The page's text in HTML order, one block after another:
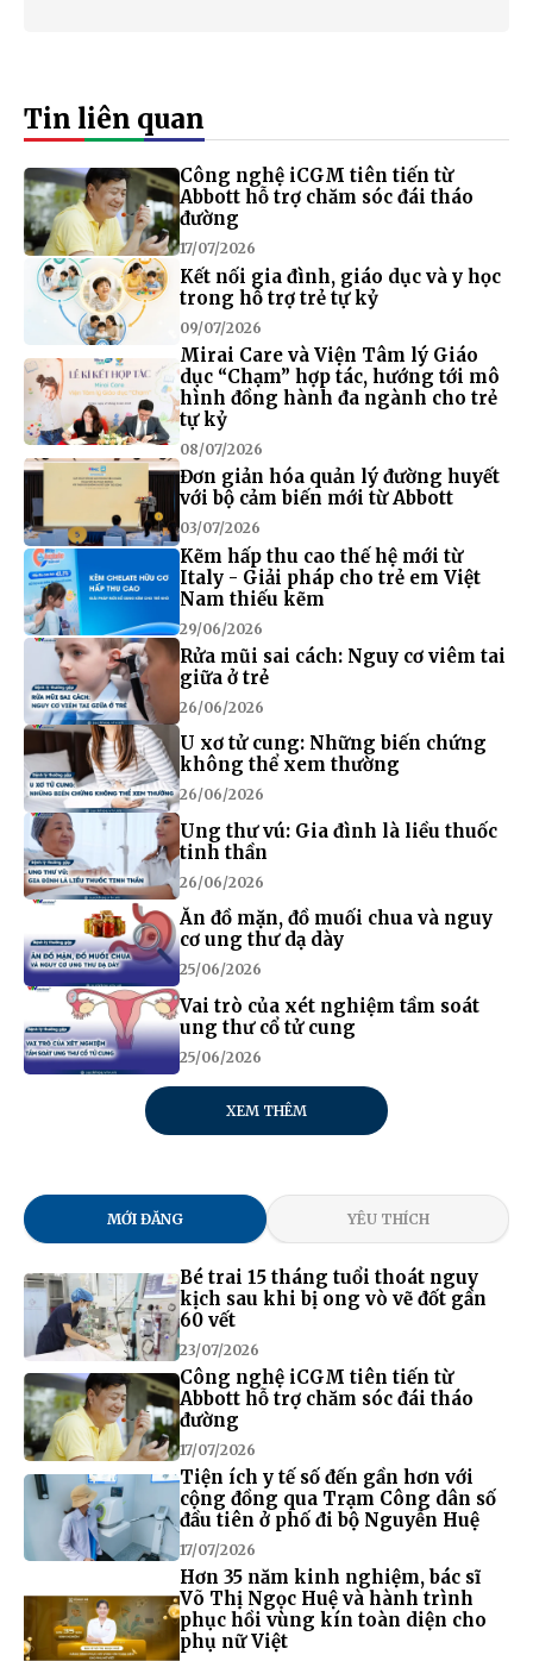
Tin liên quan
Công nghệ iCGM tiên tiến từ
Abbott hỗ trợ chăm sóc đái tháo
đường
17/07/2026
Kết nối gia đình, giáo dục và y học
trong hỗ trợ trẻ tự kỷ
09/07/2026
Mirai Care và Viện Tâm lý Giáo
dục “Chạm” hợp tác, hướng tới mô
hình đồng hành đa ngành cho trẻ
tự kỷ
08/07/2026
Đơn giản hóa quản lý đường huyết
với bộ cảm biến mới từ Abbott
03/07/2026
Kẽm hấp thu cao thế hệ mới từ
Italy - Giải pháp cho trẻ em Việt
Nam thiếu kẽm
29/06/2026
Rửa mũi sai cách: Nguy cơ viêm tai
giữa ở trẻ
26/06/2026
U xơ tử cung: Những biến chứng
không thể xem thường
26/06/2026
Ung thư vú: Gia đình là liều thuốc
tinh thần
26/06/2026
Ăn đồ mặn, đồ muối chua và nguy
cơ ung thư dạ dày
25/06/2026
Vai trò của xét nghiệm tầm soát
ung thư cổ tử cung
25/06/2026
XEM THÊM
MỚI ĐĂNG YÊU THÍCH
Bé trai 15 tháng tuổi thoát nguy
kịch sau khi bị ong vò vẽ đốt gần
60 vết
23/07/2026
Công nghệ iCGM tiên tiến từ
Abbott hỗ trợ chăm sóc đái tháo
đường
17/07/2026
Tiện ích y tế số đến gần hơn với
cộng đồng qua Trạm Công dân số
đầu tiên ở phố đi bộ Nguyễn Huệ
17/07/2026
Hơn 35 năm kinh nghiệm, bác sĩ
Võ Thị Ngọc Huệ và hành trình
phục hồi vùng kín toàn diện cho
phụ nữ Việt